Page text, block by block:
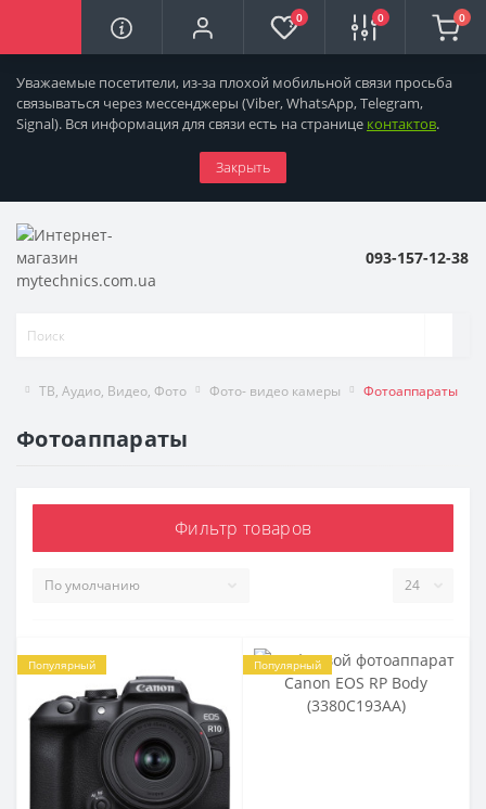
Уважаемые посетители, из-за плохой мобильной связи просьба
связываться через мессенджеры (Viber, WhatsApp, Telegram,
Signal). Вся информация для связи есть на странице контактов.
Закрыть
0 0 0
093-157-12-38
ТВ, Аудио, Видео, Фото Фото- видео камеры Фотоаппараты
Фотоаппараты
Фильтр товаров
Популярный Популярный